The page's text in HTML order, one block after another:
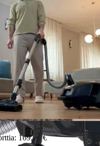
Pet
imuri
169,00 €